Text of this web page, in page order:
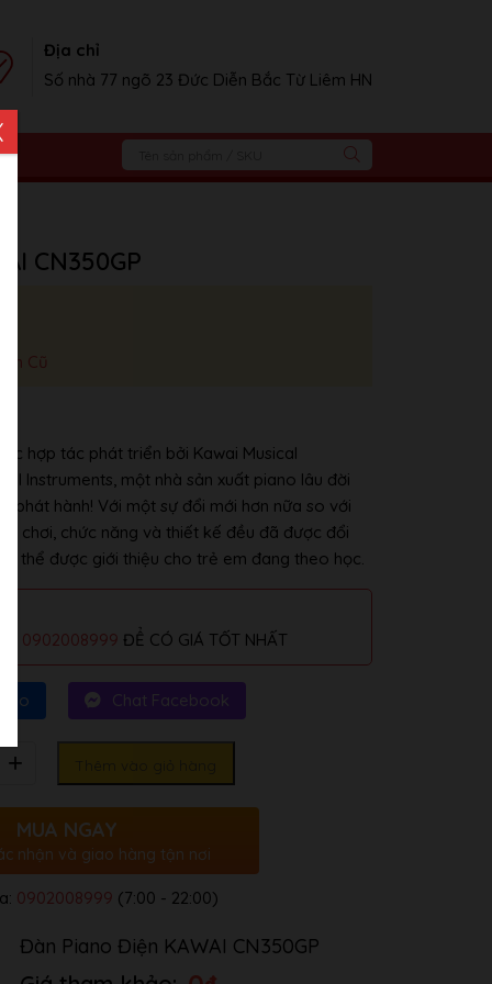
Địa chỉ
Số nhà 77 ngõ 23 Đức Diễn Bắc Từ Liêm HN
CN350GP
Cũ
hợp tác phát triển bởi Kawai Musical
Instruments, một nhà sản xuất piano lâu đời
phát hành! Với một sự đổi mới hơn nữa so với
chơi, chức năng và thiết kế đều đã được đổi
thể được giới thiệu cho trẻ em đang theo học.
0902008999 ĐỂ CÓ GIÁ TỐT NHẤT
Chat Facebook
Thêm vào giỏ hàng
MUA NGAY
nhận và giao hàng tận nơi
0902008999 (7:00 - 22:00)
Đàn Piano Điện KAWAI CN350GP